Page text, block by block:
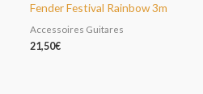
Fender Festival Rainbow 3m
Accessoires Guitares
21,50€